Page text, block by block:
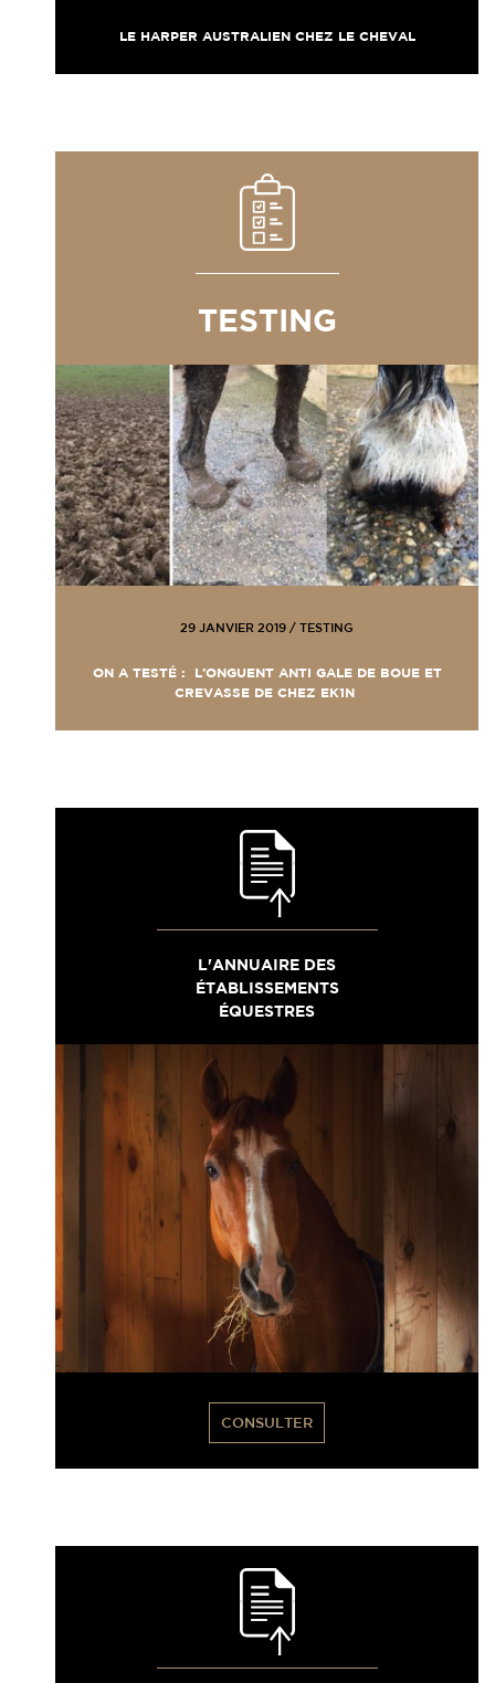
LE HARPER AUSTRALIEN CHEZ LE CHEVAL
TESTING
29 JANVIER 2019 / TESTING
ON A TESTÉ : L’ONGUENT ANTI GALE DE BOUE ET
CREVASSE DE CHEZ EK1N
L'ANNUAIRE DES
ÉTABLISSEMENTS
ÉQUESTRES
CONSULTER